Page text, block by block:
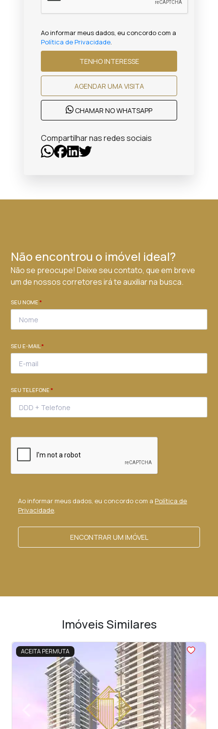
Ao informar meus dados, eu concordo com a
Política de Privacidade.
TENHO INTERESSE
AGENDAR UMA VISITA
CHAMAR NO WHATSAPP
Compartilhar nas redes sociais
Não encontrou o imóvel ideal?
Não se preocupe! Deixe seu contato, que em breve
um de nossos corretores irá te auxiliar na busca.
SEU NOME*
SEU E-MAIL*
SEU TELEFONE*
Ao informar meus dados, eu concordo com a Política de
Privacidade.
ENCONTRAR UM IMÓVEL
Imóveis Similares
ACEITA PERMUTA
<<<<
Previous ›
Next